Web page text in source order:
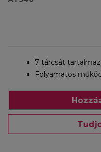
7 tárcsát tartalmaz
Folyamatos